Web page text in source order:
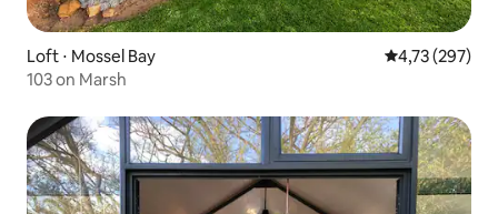
Loft ⋅ Mossel Bay Évaluation
4,73 (297)
103 on Marsh